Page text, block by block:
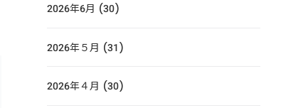
2026年6月 (30)
2026年５月 (31)
2026年４月 (30)